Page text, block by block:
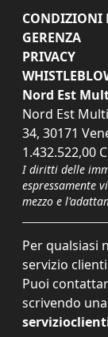
CONDIZIONI
GERENZA
PRIVACY
Nord Est
Nord Est
34, 30171
1.432.522,00
I diritti delle
espressamente
mezzo e
Per qualsiasi
servizio
Puoi
scrivendo